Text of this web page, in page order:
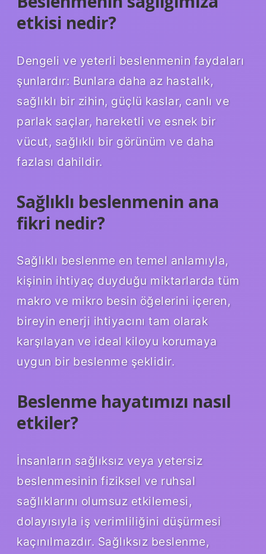
etkisi nedir?
Dengeli ve yeterli beslenmenin faydaları
şunlardır: Bunlara daha az hastalık,
sağlıklı bir zihin, güçlü kaslar, canlı ve
parlak saçlar, hareketli ve esnek bir
vücut, sağlıklı bir görünüm ve daha
fazlası dahildir.
Sağlıklı beslenmenin ana
fikri nedir?
Sağlıklı beslenme en temel anlamıyla,
kişinin ihtiyaç duyduğu miktarlarda tüm
makro ve mikro besin öğelerini içeren,
bireyin enerji ihtiyacını tam olarak
karşılayan ve ideal kiloyu korumaya
uygun bir beslenme şeklidir.
Beslenme hayatımızı nasıl
etkiler?
İnsanların sağlıksız veya yetersiz
beslenmesinin fiziksel ve ruhsal
sağlıklarını olumsuz etkilemesi,
dolayısıyla iş verimliliğini düşürmesi
kaçınılmazdır. Sağlıksız beslenme,